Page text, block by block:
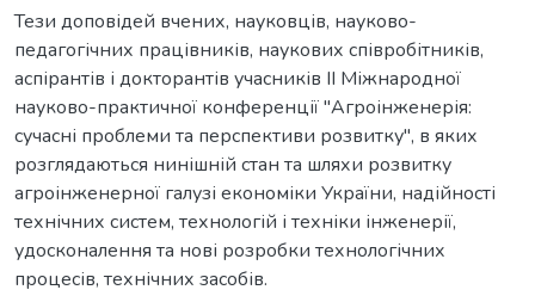
Тези доповідей вчених, науковців, науково-
педагогічних працівників, наукових співробітників,
аспірантів і докторантів учасників ІІ Міжнародної
науково-практичної конференції "Агроінженерія:
сучасні проблеми та перспективи розвитку", в яких
розглядаються нинішній стан та шляхи розвитку
агроінженерної галузі економіки України, надійності
технічних систем, технологій і техніки інженерії,
удосконалення та нові розробки технологічних
процесів, технічних засобів.